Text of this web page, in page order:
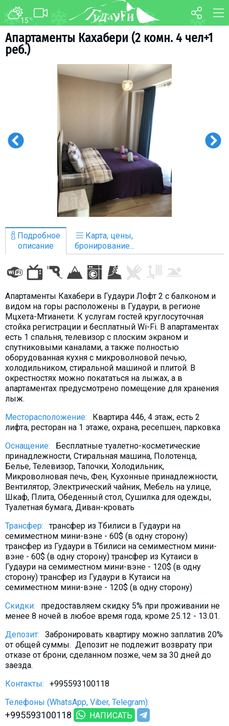
15°C
Апартаменты Кахабери (2 комн. 4 чел+1
реб.)
Подробное
описание
Карта, цены,
бронирование...
Апартаменты Кахабери в Гудаури Лофт 2 с балконом и
видом на горы расположены в Гудаури, в регионе
Мцхета-Мтианети. К услугам гостей круглосуточная
стойка регистрации и бесплатный Wi-Fi. В апартаментах
есть 1 спальня, телевизор с плоским экраном и
спутниковыми каналами, а также полностью
оборудованная кухня с микроволновой печью,
холодильником, стиральной машиной и плитой. В
окрестностях можно покататься на лыжах, а в
апартаментах предусмотрено помещение для хранения
лыж.
Месторасположение:
Квартира 446, 4 этаж, есть 2
лифта, ресторан на 1 этаже, охрана, ресепшен, парковка
Оснащение:
Бесплатные туалетно-косметические
принадлежности, Стиральная машина, Полотенца,
Белье, Телевизор, Тапочки, Холодильник,
Микроволновая печь, Фен, Кухонные принадлежности,
Вентилятор, Электрический чайник, Мебель на улице,
Шкаф, Плита, Обеденный стол, Сушилка для одежды,
Туалетная бумага, Диван-кровать
Трансфер:
трансфер из Тбилиси в Гудаури на
семиместном мини-вэне - 60$ (в одну сторону)
трансфер из Гудаури в Тбилиси на семиместном мини-
вэне - 60$ (в одну сторону) трансфер из Кутаиси в
Гудаури на семиместном мини-вэне - 120$ (в одну
сторону) трансфер из Гудаури в Кутаиси на
семиместном мини-вэне - 120$ (в одну сторону)
Скидки:
предоставляем скидку 5% при проживании не
менее 8 ночей в любое время года, кроме 25.12 - 13.01.
Депозит:
Забронировать квартиру можно заплатив 20%
от общей суммы. Депозит не подлежит возврату при
отказе от брони, сделанном позже, чем за 30 дней до
заезда.
Контакты:
+995593100118
Телефоны (WhatsApp, Viber, Telegram):
+995593100118 НАПИСАТЬ
ФОРУМ КАРТА
ТРАНСФЕР
Схема трасс
Ски-пасс
Ски-сервис
Дети в Гудаури
Развлечения
Календарь событий
Телеграм-канал
ПРОЖИВАНИЕ
Квартиры
Коттеджи
Отели
% Горячие предложения
Долгосрочная аренда
Казбеги
Другое
ГРУЗИЯ
Визы и Документы
Что пить?
Деньги
Мобильная связь
Отчеты
Безопасность